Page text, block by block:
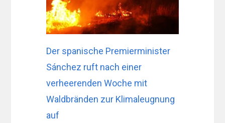
Der spanische Premierminister
Sánchez ruft nach einer
verheerenden Woche mit
Waldbränden zur Klimaleugnung
auf